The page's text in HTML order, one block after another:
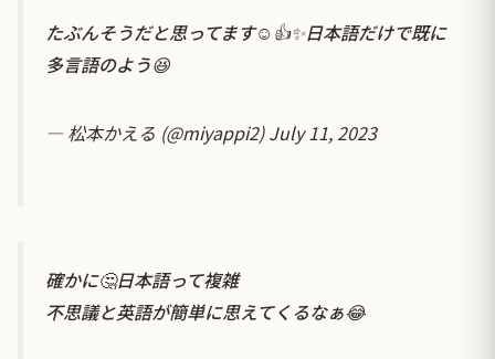
たぶんそうだと思ってます☺️👍✨日本語だけで既に
多言語のよう😆
— 松本かえる (@miyappi2)July 11, 2023
確かに🤔日本語って複雑
不思議と英語が簡単に思えてくるなぁ😂